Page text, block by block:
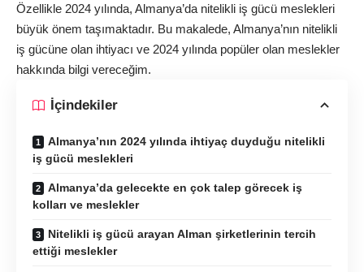
Özellikle 2024 yılında, Almanya’da nitelikli iş gücü meslekleri
büyük önem taşımaktadır. Bu makalede, Almanya’nın nitelikli
iş gücüne olan ihtiyacı ve 2024 yılında popüler olan meslekler
hakkında bilgi vereceğim.
İçindekiler
Almanya’nın 2024 yılında ihtiyaç duyduğu nitelikli
iş gücü meslekleri
Almanya’da gelecekte en çok talep görecek iş
kolları ve meslekler
Nitelikli iş gücü arayan Alman şirketlerinin tercih
ettiği meslekler